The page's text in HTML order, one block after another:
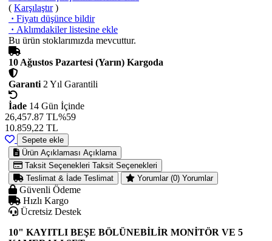
( Karşılaştır)
· Fiyatı düşünce bildir
· Aklımdakiler listesine ekle
Bu ürün stoklarımızda mevcuttur.
10 Ağustos Pazartesi (Yarın) Kargoda
Garanti 2 Yıl Garantili
İade 14 Gün İçinde
26,457.87 TL%59
10.859,22 TL
Sepete ekle
Ürün Açıklaması Açıklama
Taksit Seçenekleri Taksit Seçenekleri
Teslimat & İade Teslimat Yorumlar (0) Yorumlar
Güvenli Ödeme
Hızlı Kargo
Ücretsiz Destek
10" KAYITLI BEŞE BÖLÜNEBİLİR MONİTÖR VE 5